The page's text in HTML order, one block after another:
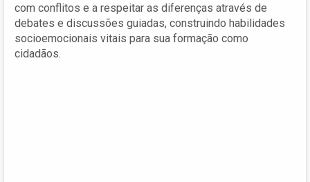
com conflitos e a respeitar as diferenças através de
debates e discussões guiadas, construindo habilidades
socioemocionais vitais para sua formação como
cidadãos.